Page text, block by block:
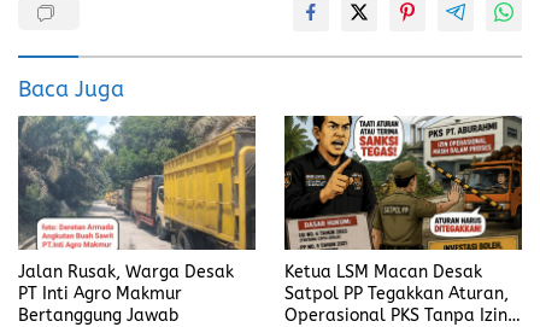
o
o
k
d
o
n
Baca Juga
Jalan Rusak, Warga Desak
PT Inti Agro Makmur
Bertanggung Jawab
Ketua LSM Macan Desak
Satpol PP Tegakkan Aturan,
Operasional PKS Tanpa Izin